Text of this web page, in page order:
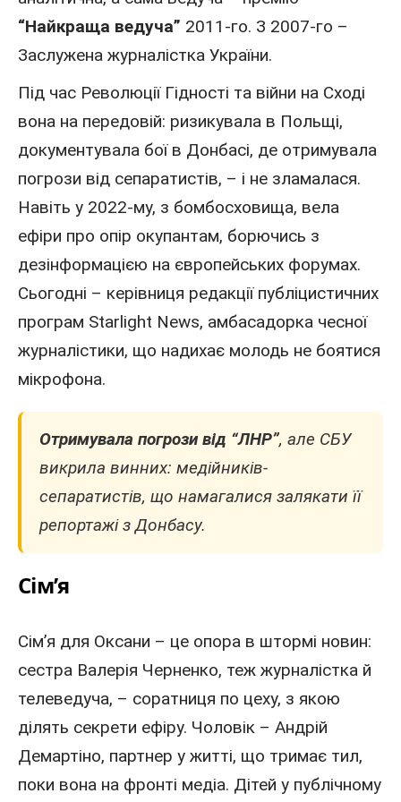
“Найкраща ведуча” 2011 -го. З 2007-го –
Заслужена журналістка України.
Під час Революції Гідності та війни на Сході
вона на передовій: ризикувала в Польщі,
документувала бої в Донбасі, де отримувала
погрози від сепаратистів, – і не зламалася.
Навіть у 2022-му, з бомбосховища, вела
ефіри про опір окупантам, борючись з
дезінформацією на європейських форумах.
Сьогодні – керівниця редакції публіцистичних
програм Starlight News, амбасадорка чесної
журналістики, що надихає молодь не боятися
мікрофона.
Отримувала погрози від “ЛНР”, але СБУ
викрила винних: медійників-
сепаратистів, що намагалися залякати її
репортажі з Донбасу.
Сім’я
Сім’я для Оксани – це опора в штормі новин:
сестра Валерія Черненко, теж журналістка й
телеведуча, – соратниця по цеху, з якою
ділять секрети ефіру. Чоловік – Андрій
Демартіно, партнер у житті, що тримає тил,
поки вона на фронті медіа. Дітей у публічному